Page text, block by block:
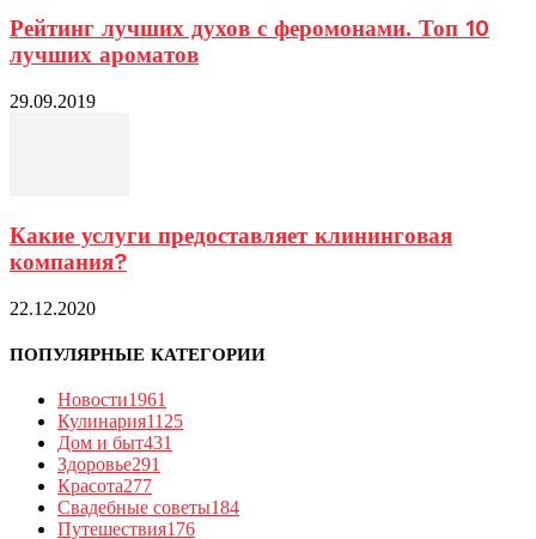
Рейтинг лучших духов с феромонами. Топ 10
лучших ароматов
29.09.2019
Какие услуги предоставляет клининговая
компания?
22.12.2020
ПОПУЛЯРНЫЕ КАТЕГОРИИ
Новости1961
Кулинария1125
Дом и быт431
Здоровье291
Красота277
Свадебные советы184
Путешествия176